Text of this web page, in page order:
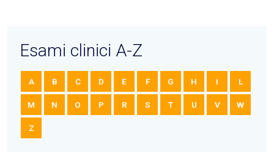
Esami clinici A-Z
A B C D E F G H I L
M N O P R S T U V W
Z